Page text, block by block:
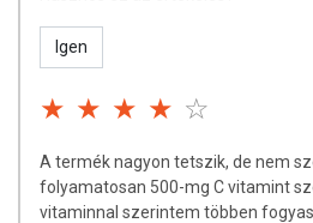
Származási hely:
Igen
A termék nagyon tetszik, de nem
folyamatosan 500-mg C vitamint
vitaminnal szerintem többen